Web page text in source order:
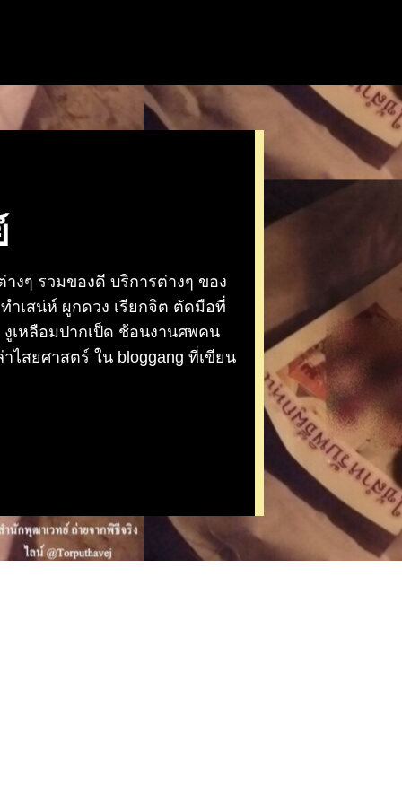
งๆ รวมของดี บริการต่างๆ ของ
เสน่ห์ ผูกดวง เรียกจิต ตัดมือที่
เหลือมปากเป็ด ช้อนงานศพคน
ไสยศาสตร์ ใน bloggang ที่เขียน